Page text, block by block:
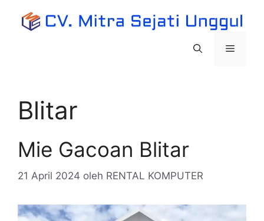
Menu
Blitar
Mie Gacoan Blitar
21 April 2024 oleh RENTAL KOMPUTER